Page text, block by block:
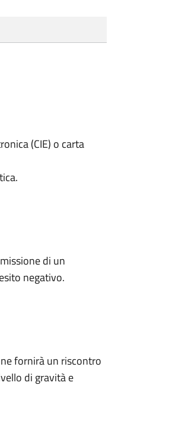
(CIE) o carta
di un
negativo.
fornirà un riscontro
di gravità e